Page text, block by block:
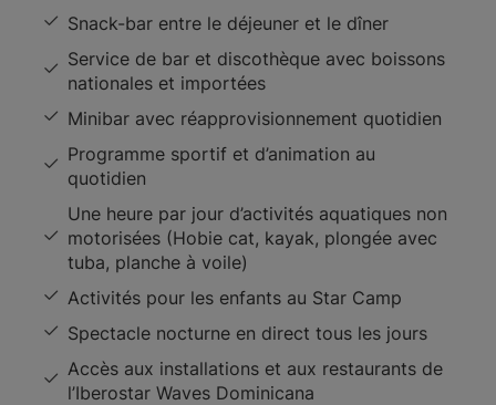
Snack-bar entre le déjeuner et le dîner
Service de bar et discothèque avec boissons
nationales et importées
Minibar avec réapprovisionnement quotidien
Programme sportif et d’animation au
quotidien
Une heure par jour d’activités aquatiques non
motorisées (Hobie cat, kayak, plongée avec
tuba, planche à voile)
Activités pour les enfants au Star Camp
Spectacle nocturne en direct tous les jours
Accès aux installations et aux restaurants de
l’Iberostar Waves Dominicana